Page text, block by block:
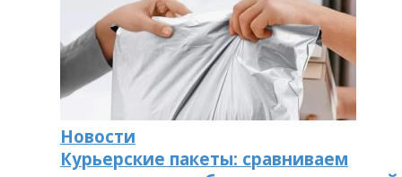
Новости
Курьерские пакеты: сравниваем